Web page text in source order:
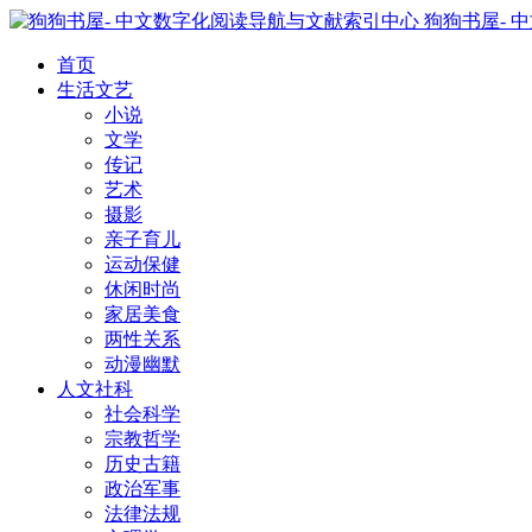
狗狗书屋-
首页
生活文艺
小说
文学
传记
艺术
摄影
亲子育儿
运动保健
休闲时尚
家居美食
两性关系
动漫幽默
人文社科
社会科学
宗教哲学
历史古籍
政治军事
法律法规